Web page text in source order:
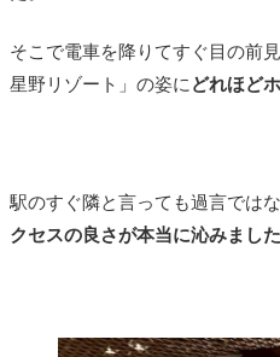
そこで電車を降りてすぐ目の前
星野リゾート」の姿に どれほど
駅のすぐ隣と言っても過言ではな
クセスの良さが本当に沁みました